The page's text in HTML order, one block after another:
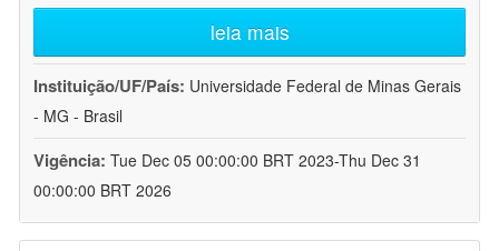
leia mais
Instituição/UF/País: Universidade Federal de Minas Gerais
- MG - Brasil
Vigência: Tue Dec 05 00:00:00 BRT 2023-Thu Dec 31
00:00:00 BRT 2026